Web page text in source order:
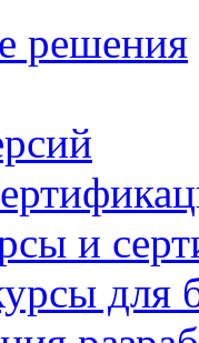
решения
и
для